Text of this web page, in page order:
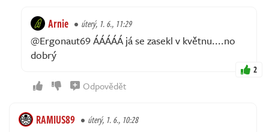
Arnie úterý, 1. 6., 11:29
@Ergonaut69 ÁÁÁÁÁ já se zasekl v květnu....no
dobrý
2
Odpovědět
RAMIUS89 úterý, 1. 6., 10:28